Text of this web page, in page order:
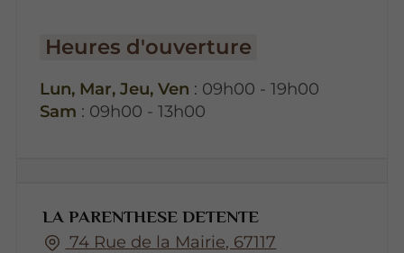
Heures d'ouverture
Lun, Mar, Jeu, Ven : 09h00 - 19h00
Sam : 09h00 - 13h00
LA PARENTHESE DETENTE
74 Rue de la Mairie, 67117